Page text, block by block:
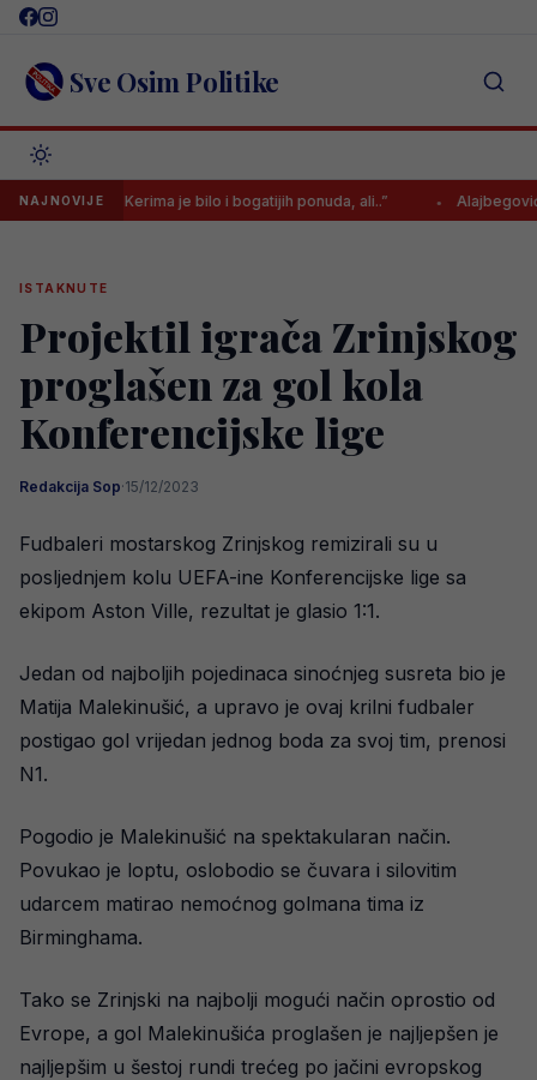
Skip
content Sve Osim Politike
NAJNOVIJE
“Za Kerima je bilo i bogatijih ponuda, ali..” Alajbegović u
ISTAKNUTE
Projektil igrača Zrinjskog
proglašen za gol kola
Konferencijske lige
Redakcija Sop·15/12/2023
Fudbaleri mostarskog Zrinjskog remizirali su u
posljednjem kolu UEFA-ine Konferencijske lige sa
ekipom Aston Ville, rezultat je glasio 1:1.
Jedan od najboljih pojedinaca sinoćnjeg susreta bio je
Matija Malekinušić, a upravo je ovaj krilni fudbaler
postigao gol vrijedan jednog boda za svoj tim, prenosi
N1.
Pogodio je Malekinušić na spektakularan način.
Povukao je loptu, oslobodio se čuvara i silovitim
udarcem matirao nemoćnog golmana tima iz
Birminghama.
Tako se Zrinjski na najbolji mogući način oprostio od
Evrope, a gol Malekinušića proglašen je najljepšen je
najljepšim u šestoj rundi trećeg po jačini evropskog